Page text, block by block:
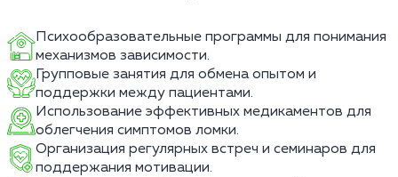
Психообразовательные программы для понимания
механизмов зависимости.
Групповые занятия для обмена опытом и
поддержки между пациентами.
Использование эффективных медикаментов для
облегчения симптомов ломки.
Организация регулярных встреч и семинаров для
поддержания мотивации.